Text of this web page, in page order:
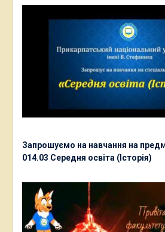
Запрошуємо на навчання на
014.03 Середня освіта (Історія)